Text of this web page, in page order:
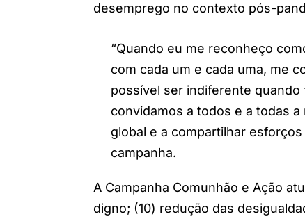
desemprego no contexto pós-
“Quando eu me reconheço
com cada um e cada uma, me
possível ser indiferente
convidamos a todos e a todas
global e a compartilhar
campanha.
A Campanha Comunhão e Ação
digno; (10) redução das